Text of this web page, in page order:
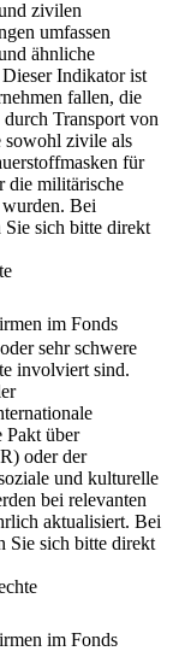
zivilen
umfassen
ähnliche
Indikator ist
fallen, die
Transport von
sowohl zivile als
für
die militärische
Bei
Sie sich bitte direkt
im Fonds
sehr schwere
involviert sind.
Pakt über
oder der
und kulturelle
bei relevanten
aktualisiert. Bei
Sie sich bitte direkt
im Fonds